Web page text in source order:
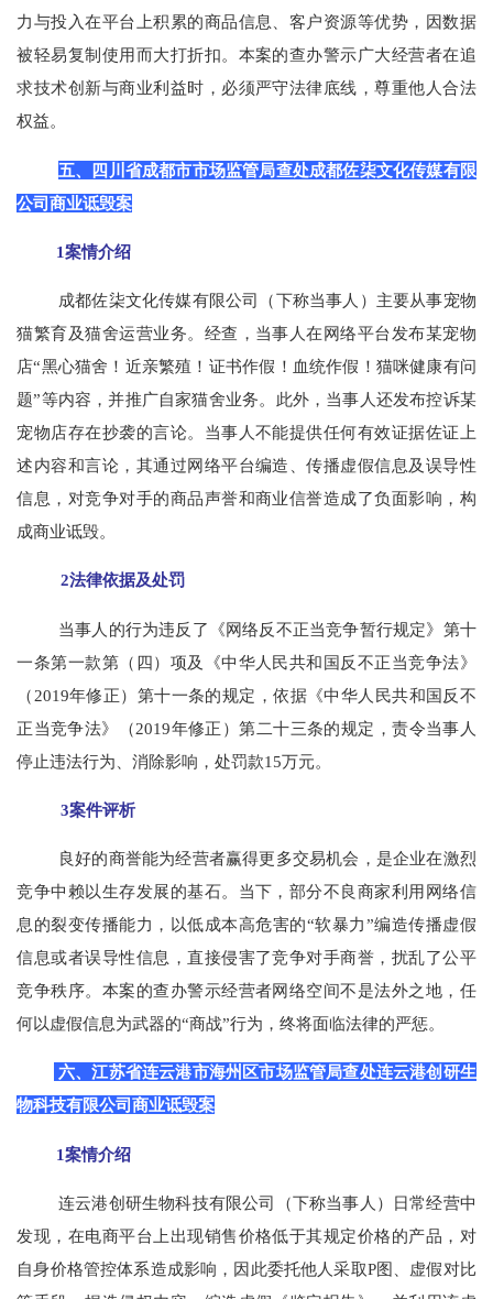
力与投入在平台上积累的商品信息、客户资源等优势，因数据
被轻易复制使用而大打折扣。本案的查办警示广大经营者在追
求技术创新与商业利益时，必须严守法律底线，尊重他人合法
权益。
五、四川省成都市市场监管局查处成都佐柒文化传媒有限
公司商业诋毁案
1案情介绍
成都佐柒文化传媒有限公司（下称当事人）主要从事宠物
猫繁育及猫舍运营业务。经查，当事人在网络平台发布某宠物
店“黑心猫舍！近亲繁殖！证书作假！血统作假！猫咪健康有问
题”等内容，并推广自家猫舍业务。此外，当事人还发布控诉某
宠物店存在抄袭的言论。当事人不能提供任何有效证据佐证上
述内容和言论，其通过网络平台编造、传播虚假信息及误导性
信息，对竞争对手的商品声誉和商业信誉造成了负面影响，构
成商业诋毁。
2法律依据及处罚
当事人的行为违反了《网络反不正当竞争暂行规定》第十
一条第一款第（四）项及《中华人民共和国反不正当竞争法》
（2019年修正）第十一条的规定，依据《中华人民共和国反不
正当竞争法》（2019年修正）第二十三条的规定，责令当事人
停止违法行为、消除影响，处罚款15万元。
3案件评析
良好的商誉能为经营者赢得更多交易机会，是企业在激烈
竞争中赖以生存发展的基石。当下，部分不良商家利用网络信
息的裂变传播能力，以低成本高危害的“软暴力”编造传播虚假
信息或者误导性信息，直接侵害了竞争对手商誉，扰乱了公平
竞争秩序。本案的查办警示经营者网络空间不是法外之地，任
何以虚假信息为武器的“商战”行为，终将面临法律的严惩。
六、江苏省连云港市海州区市场监管局查处连云港创研生
物科技有限公司商业诋毁案
1案情介绍
连云港创研生物科技有限公司（下称当事人）日常经营中
发现，在电商平台上出现销售价格低于其规定价格的产品，对
自身价格管控体系造成影响，因此委托他人采取P图、虚假对比